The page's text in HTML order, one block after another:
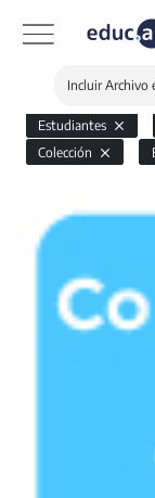
Incluir Archivo
Estudiantes
Colección